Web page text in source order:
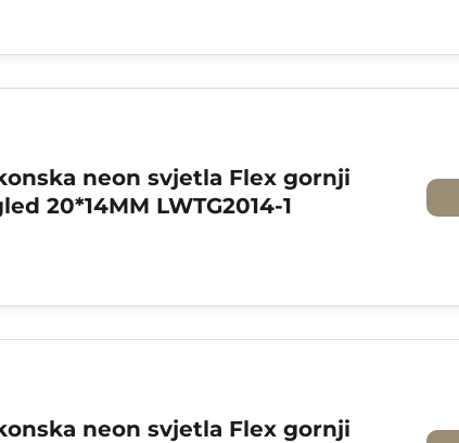
neon svjetla Flex gornji
20*14MM LWTG2014-1
neon svjetla Flex gornji